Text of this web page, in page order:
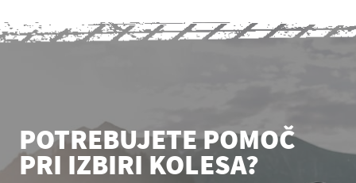
POTREBUJETE POMOČ
PRI IZBIRI KOLESA?